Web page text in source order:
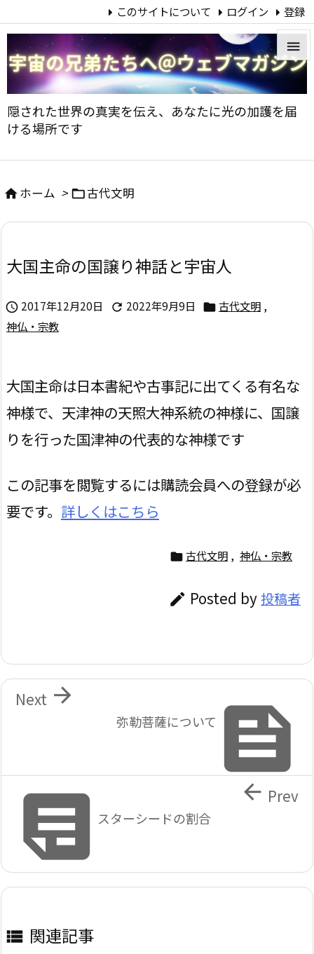
隠された世界の真実を伝え、あなたに光の加護を届
ける場所です


メニ


次へ
このサイトについて ログイン 登録
ホーム > 古代文明
大国主命の国譲り神話と宇宙人
 2017年12月20日  2022年9月9日  古代文明 ,
神仏・宗教
大国主命は日本書紀や古事記に出てくる有名な
神様で、天津神の天照大神系統の神様に、国譲
りを行った国津神の代表的な神様です
この記事を閲覧するには購読会員への登録が必
要です。 詳しくはこちら
 古代文明 , 神仏・宗教
 Posted by投稿者

弥勒菩薩について

Next
スターシードの割合
 Prev
 関連記事